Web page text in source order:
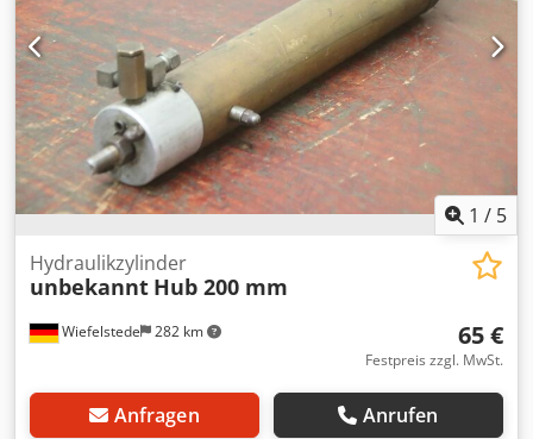
1 / 5
Wiefelstede 282 km
Hydraulikzylinder
unbekannt Hub 200 mm
65 €
Festpreis zzgl. MwSt.
Anfragen Anrufen